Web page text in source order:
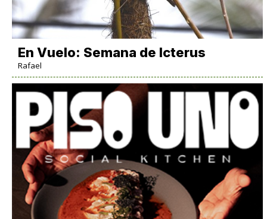
En Vuelo: Semana de Icterus
Rafael